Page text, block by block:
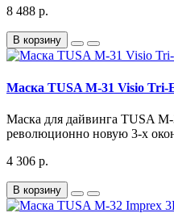
8 488 р.
В корзину
Маска TUSA M-31 Visio Tri-
Маска для дайвинга TUSA
революционно новую 3-х
4 306 р.
В корзину